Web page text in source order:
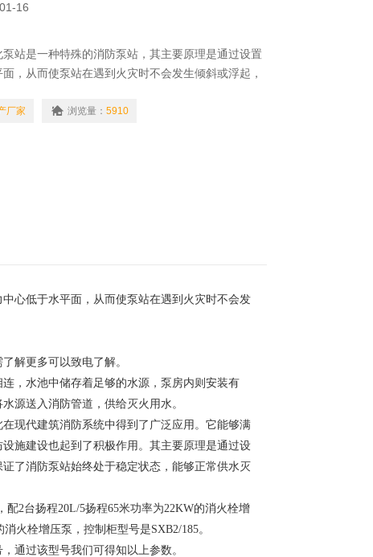
16
站是一种特殊的消防泵站，其主要原理是通过设置
，从而使泵站在遇到火灾时不会发生倾斜或浮起，
厂家 浏览量： 5910
心低于水平面，从而使泵站在遇到火灾时不会发
解更多可以致电了解。
，水池中储存着足够的水源，泵房内则安装有
源送入消防管道，供给灭火用水。
现代建筑消防系统中得到了广泛应用。它能够满
施建设也起到了积极作用。其主要原理是通过设
了消防泵站始终处于稳定状态，能够正常供水灭
2台扬程20L/5扬程65米功率为22KW的消火栓增
火栓增压泵，控制柜型号是SXB2/185。
通过该型号我们可得知以上参数。